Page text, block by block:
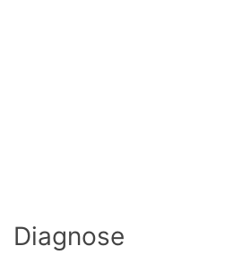
Diagnose